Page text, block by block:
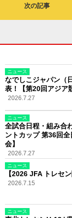
次の記事
ニュース
なでしこジャパン（
表！【第20回アジア
2026.7.27
ニュース
全試合日程・組み合
ントカップ 第36回
会】
2026.7.27
ニュース
【2026 JFA トレセ
2026.7.15
ニュース